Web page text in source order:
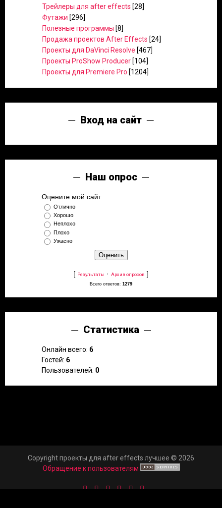
Трейлеры для after effects [28]
Футажи [296]
Полезные программы [8]
Продажа проектов After Effects [24]
Проекты для DaVinci Resolve [467]
Проекты ProShow Producer [104]
Проекты для Premiere Pro [1204]
Вход на сайт
Наш опрос
Оцените мой сайт
Отлично
Хорошо
Неплохо
Плохо
Ужасно
[ Результаты · Архив опросов ]
Всего ответов: 1279
Статистика
Онлайн всего: 6
Гостей: 6
Пользователей: 0
Copyright проекты для after effects лучшее © 2026
Обращение к пользователям